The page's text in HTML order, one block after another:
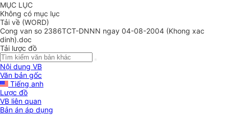
MỤC LỤC
Không có mục lục
Tải về (WORD)
Cong van so 2386TCT-DNNN ngay 04-08-2004 (Khong xac
dinh).doc
Tải lược đồ
Nội dung VB
Văn bản gốc
Tiếng anh
Lược đồ
VB liên quan
Bản án áp dụng